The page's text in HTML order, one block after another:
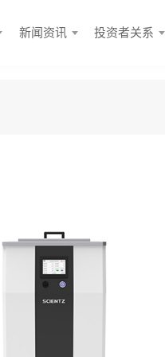
新闻资讯 投资者关系